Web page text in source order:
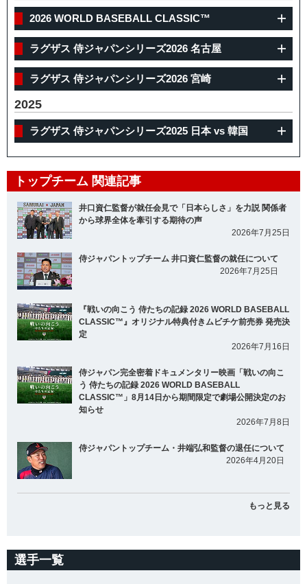
2026 WORLD BASEBALL CLASSIC™
ラグザス 侍ジャパンシリーズ2026 名古屋
ラグザス 侍ジャパンシリーズ2026 宮崎
2025
ラグザス 侍ジャパンシリーズ2025 日本 vs 韓国
トップチーム 関連記事
井口資仁監督が就任会見で「日本らしさ」を力説 関係者
から球界全体を牽引する期待の声
2026年7月25日
侍ジャパントップチーム 井口資仁監督の就任について
2026年7月25日
『戦いの向こう 侍たちの記録 2026 WORLD BASEBALL
CLASSIC™』オリジナル特典付きムビチケ前売券 発売決
定
2026年7月16日
侍ジャパン完全密着ドキュメンタリー映画「戦いの向こ
う 侍たちの記録 2026 WORLD BASEBALL
CLASSIC™」8月14日から期間限定で劇場公開決定のお
知らせ
2026年7月8日
侍ジャパントップチーム・井端弘和監督の退任について
2026年4月20日
もっと見る
選手一覧